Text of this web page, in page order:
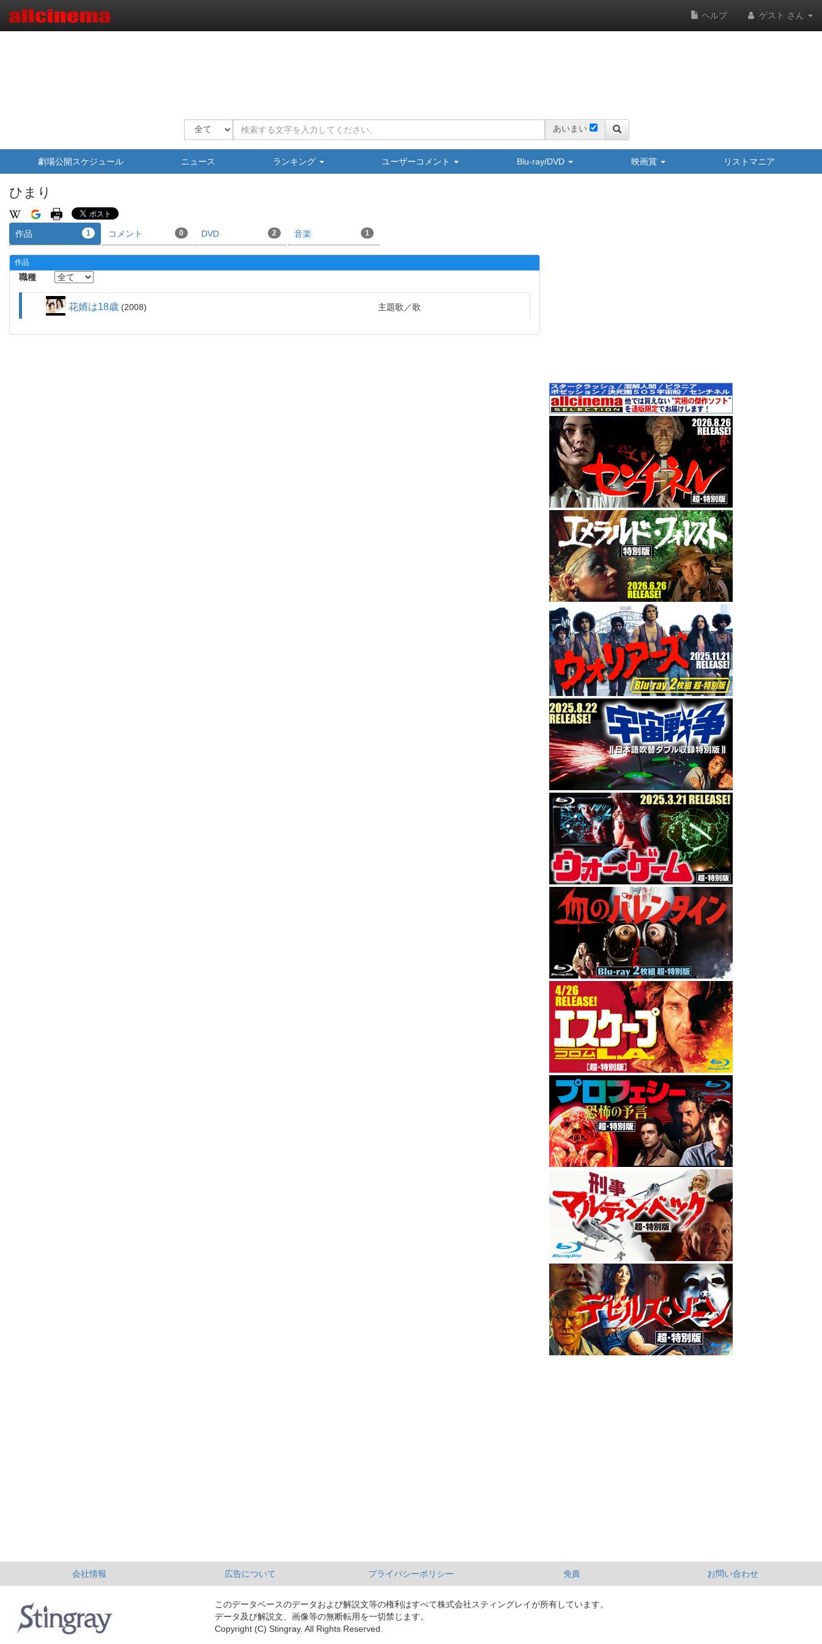
ヘルプ ゲスト さん
あいまい
劇場公開スケジュール ニュース ランキング ユーザーコメント Blu-ray/DVD 映画賞 リストマニア
ひまり
作品 1 コメント 0 DVD 2 音楽 1
作品
職種
花婿は18歳 2008 主題歌 歌
会社情報 広告について プライバシーポリシー 免責 お問い合わせ
このデータベースのデータおよび解説文等の権利はすべて株式会社スティングレイが所有しています。
データ及び解説文、画像等の無断転用を一切禁じます。
Copyright (C) Stingray. All Rights Reserved.